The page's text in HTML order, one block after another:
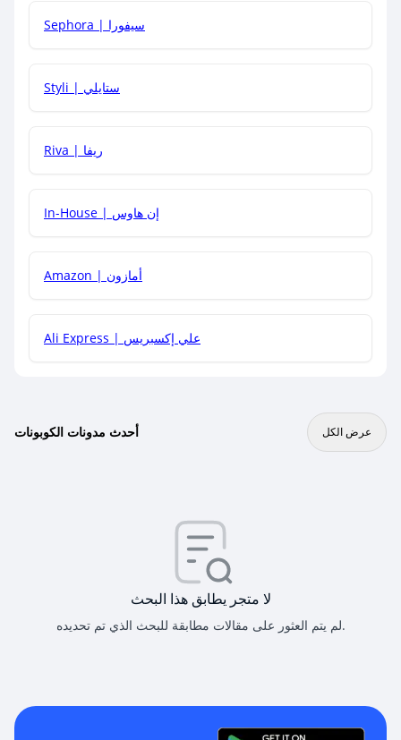
هل يمكنني جمع كود خصم مع العروض الأخرى؟
Sephora | سيفورا
Styli | ستايلي
Riva | ريفا
In-House | إن هاوس
Amazon | أمازون
Ali Express | علي إكسبريس
أحدث مدونات الكوبونات عرض الكل
لا متجر يطابق هذا البحث
لم يتم العثور على مقالات مطابقة للبحث الذي تم تحديده.